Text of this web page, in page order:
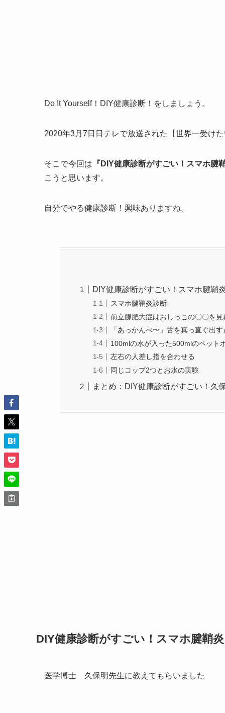
Do It Yourself！DIY健康診断！をしましょう。
2020年3月7日日テレで放送された【世界一受け
そこで今回は 『DIY健康診断がすごい！スマホ
こうと思います。
自分でやる健康診断！興味ありますね。
DIY健康診断がすごい！スマホ腱鞘
スマホ腱鞘炎診断
前立腺肥大症はおしっこの〇〇を
「あっかんべ〜」舌を真っ直ぐ出
100mlの水が入った500mlのペット
左右の人差し指を合わせる
同じコップ2つとお水の実験
まとめ：DIY健康診断がすごい！久
DIY健康診断がすごい！スマホ腱鞘
医学博士 久保明先生に教えてもらいました